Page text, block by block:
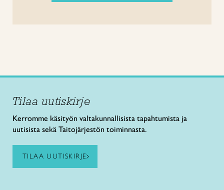
Tilaa uutiskirje
Kerromme käsityön valtakunnallisista tapahtumista ja
uutisista sekä Taitojärjestön toiminnasta.
TILAA UUTISKIRJE